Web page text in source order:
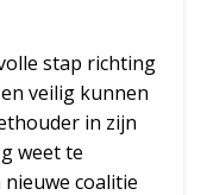
stap richting
veilig kunnen
in zijn
weet te
coalitie